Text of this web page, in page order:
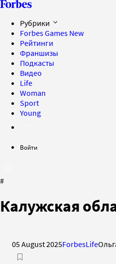
Рубрики
Forbes Games New
Рейтинги
Франшизы
Подкасты
Видео
Life
Woman
Sport
Young
Войти
#
Калужская
05 August 2025ForbesLife